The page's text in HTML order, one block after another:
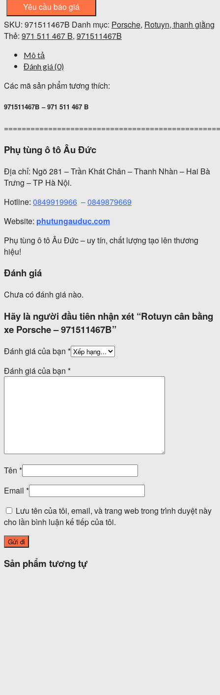
Yêu cầu báo giá
SKU: 971511467B Danh mục: Porsche, Rotuyn, thanh giằng
Thẻ: 971 511 467 B, 971511467B
Mô tả
Đánh giá (0)
Các mã sản phẩm tương thích:
971511467B – 971 511 467 B
Phụ tùng ô tô Âu Đức
Địa chỉ: Ngõ 281 – Trần Khát Chân – Thanh Nhàn – Hai Bà
Trưng – TP Hà Nội.
Hotline: 0849919966 –0849879669
Website: phutungauduc.com
Phụ tùng ô tô Âu Đức – uy tín, chất lượng tạo lên thương
hiệu!
Đánh giá
Chưa có đánh giá nào.
Hãy là người đầu tiên nhận xét “Rotuyn cân bằng
xe Porsche – 971511467B”
Đánh giá của bạn *
Đánh giá của bạn *
Tên *
Email *
Lưu tên của tôi, email, và trang web trong trình duyệt này
cho lần bình luận kế tiếp của tôi.
Sản phẩm tương tự